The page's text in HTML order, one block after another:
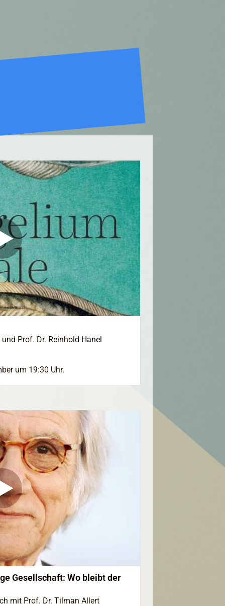
Prof. Dr. Reinhold Hanel
um 19:30 Uhr.
Gesellschaft: Wo bleibt der
mit Prof. Dr. Tilman Allert